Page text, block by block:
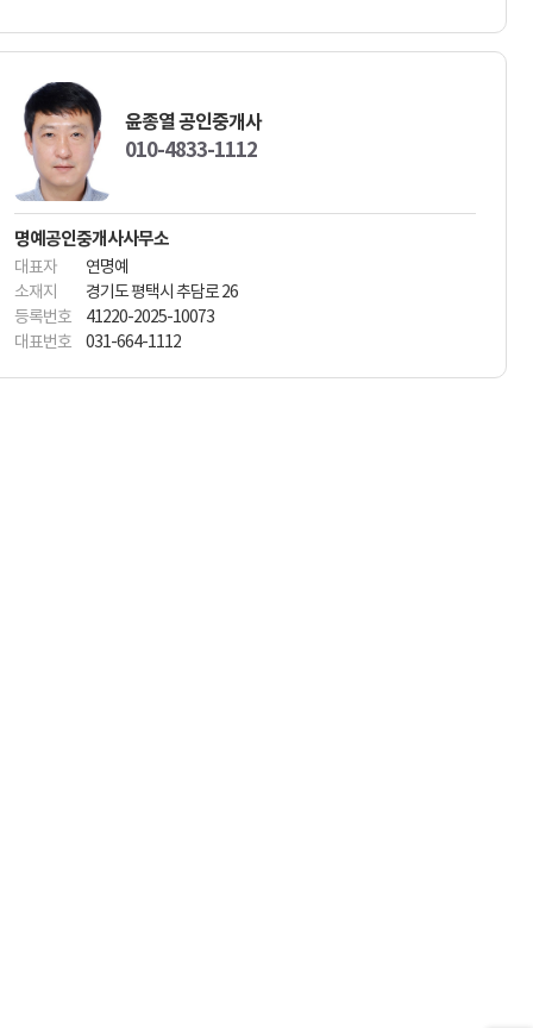
윤종열 공인중개사
010-4833-1112
명예공인중개사사무소
대표자
연명예
소재지
경기도 평택시 추담로 26
등록번호
41220-2025-10073
대표번호
031-664-1112